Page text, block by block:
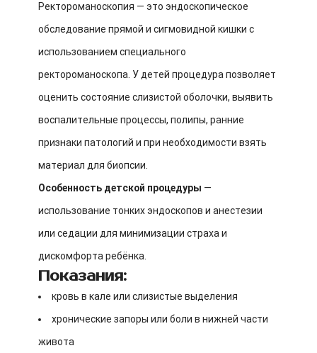
Ректороманоскопия — это эндоскопическое
обследование прямой и сигмовидной кишки с
использованием специального
ректороманоскопа. У детей процедура позволяет
оценить состояние слизистой оболочки, выявить
воспалительные процессы, полипы, ранние
признаки патологий и при необходимости взять
материал для биопсии.
Особенность детской процедуры —
использование тонких эндоскопов и анестезии
или седации для минимизации страха и
дискомфорта ребёнка.
Показания:
кровь в кале или слизистые выделения
хронические запоры или боли в нижней части
живота